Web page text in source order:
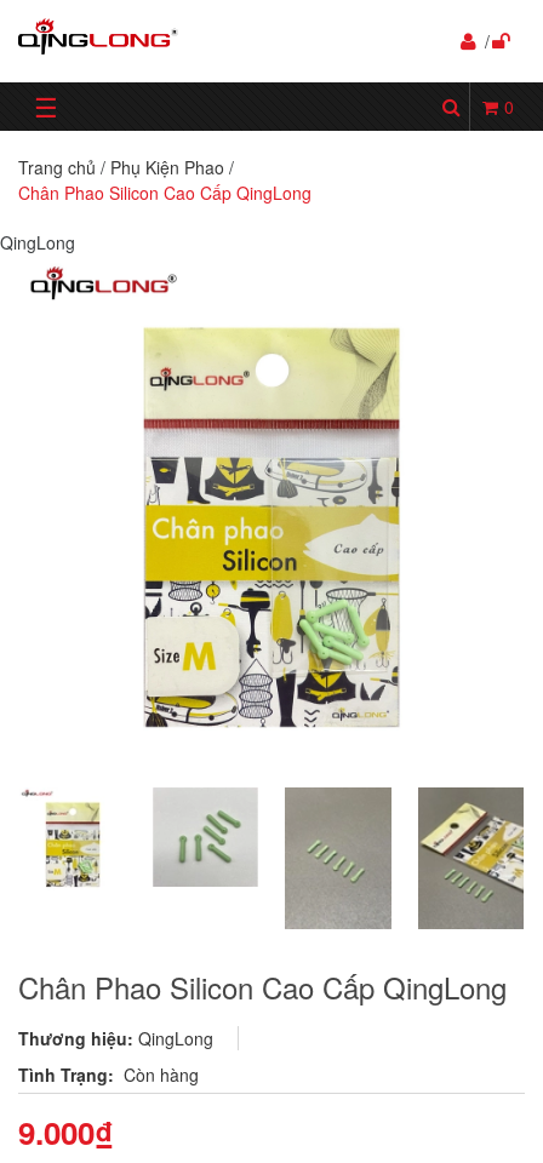
/
☰ 0
Trang chủ / Phụ Kiện Phao /
Chân Phao Silicon Cao Cấp QingLong
QingLong
Chân Phao Silicon Cao Cấp QingLong
Thương hiệu: QingLong
Tình Trạng: Còn hàng
9.000₫